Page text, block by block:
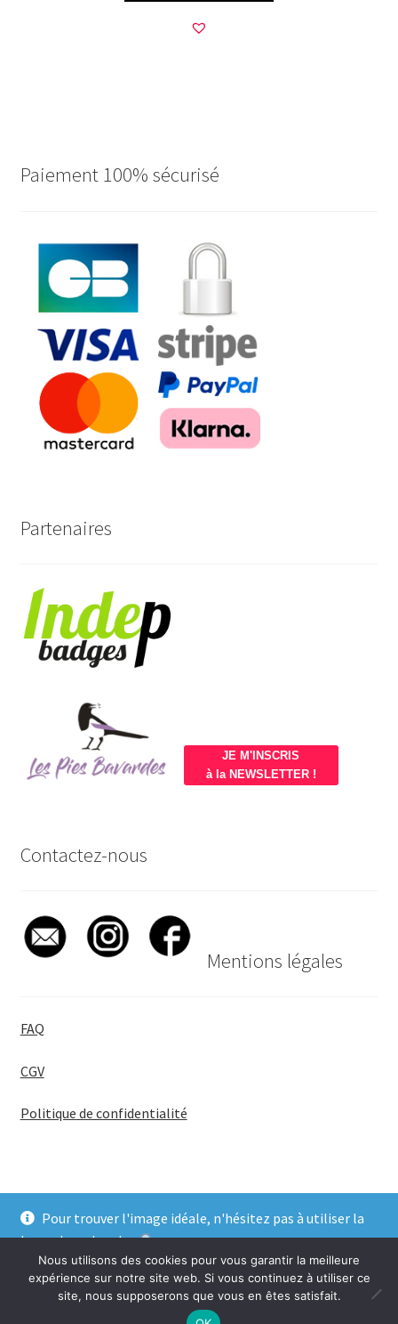
Pour trouver l'image idéale, n'hésitez pas à utiliser la
barre de recherche
Ignorer
Paiement 100% sécurisé
Partenaires
JE M'INSCRIS
à la NEWSLETTER !
Contactez-nous
Mentions légales
FAQ
CGV
Politique de confidentialité
© BadgeGirl® 2026
Nous utilisons des cookies pour vous garantir la meilleure
expérience sur notre site web. Si vous continuez à utiliser ce
site, nous supposerons que vous en êtes satisfait.